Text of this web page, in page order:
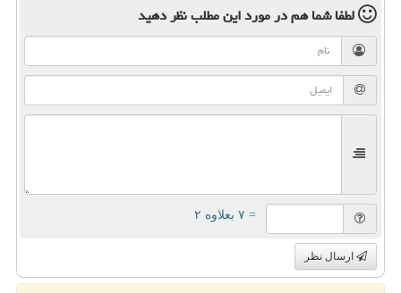
لطفا شما همدر مورد این مطلبنظر دهید
= ۷ بعلاوه ۲
ارسال نظر